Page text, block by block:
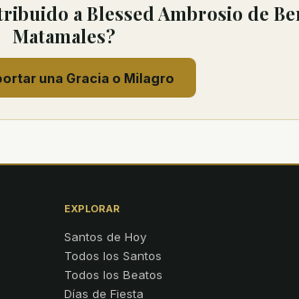
a Blessed Ambrosio de
Matamales?
una Gracia o Milagro
EXPLORAR
Santos de Hoy
Todos los Santos
Todos los Beatos
Días de Fiesta